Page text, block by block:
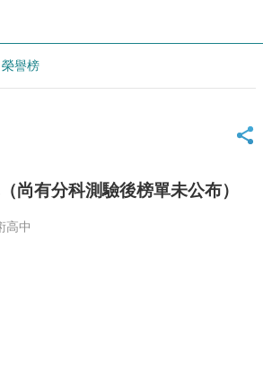
榮譽榜
尚有分科測驗後榜單未公布）
高中